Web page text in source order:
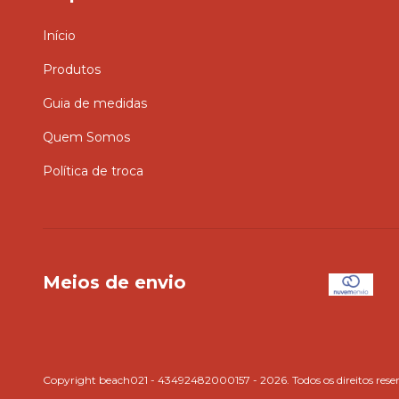
Início
Produtos
Guia de medidas
Quem Somos
Política de troca
Meios de envio
Copyright beach021 - 43492482000157 - 2026. Todos os direitos